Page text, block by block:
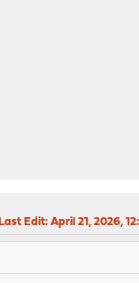
Last Edit: April 21, 2026,